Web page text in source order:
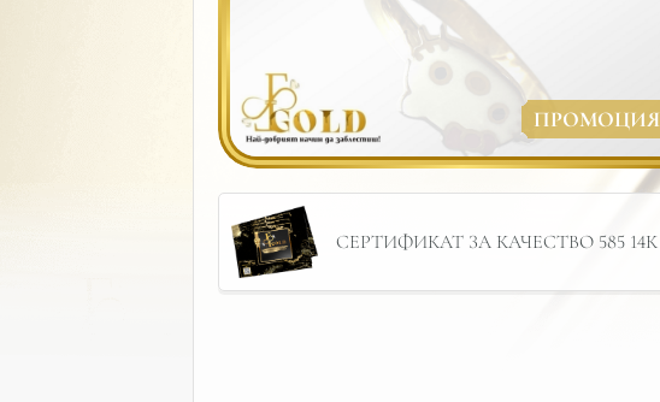
ПРОМОЦИЯ
СЕРТИФИКАТ ЗА КАЧЕСТВО 585 14К